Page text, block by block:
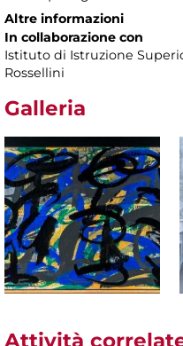
Altre informazioni
In collaborazione con
Istituto di Istruzione
Rossellini
Galleria
Attività